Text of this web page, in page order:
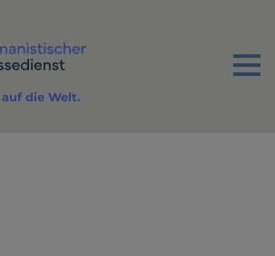
Menu
die Welt.